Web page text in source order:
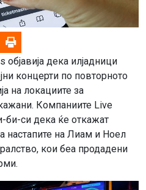
дека илјадници
концерти по повторното
на локациите за
Компаниите Live
би-си дека ќе откажат
настапите на Лиам и Ноел
кои беа продадени